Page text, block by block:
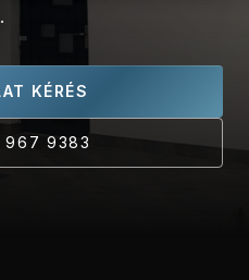
KÉRÉS
967 9383